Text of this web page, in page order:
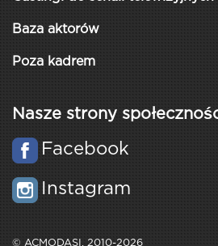
Baza aktorów
Poza kadrem
Nasze strony
Facebook
Instagram
© ACMODASI, 2010-2026